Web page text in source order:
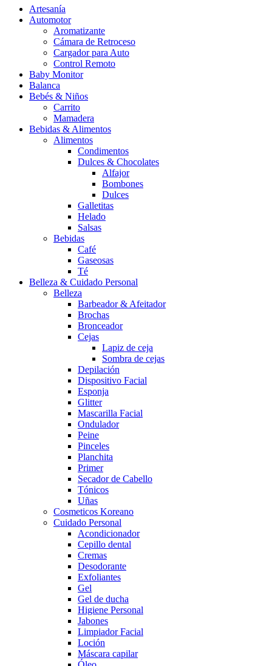
Artesanía
Automotor
Aromatizante
Cámara de Retroceso
Cargador para Auto
Control Remoto
Baby Monitor
Balanca
Bebés & Niños
Carrito
Mamadera
Bebidas & Alimentos
Alimentos
Condimentos
Dulces & Chocolates
Alfajor
Bombones
Dulces
Galletitas
Helado
Salsas
Bebidas
Café
Gaseosas
Té
Belleza & Cuidado Personal
Belleza
Barbeador & Afeitador
Brochas
Bronceador
Cejas
Lapiz de ceja
Sombra de cejas
Depilación
Dispositivo Facial
Esponja
Glitter
Mascarilla Facial
Ondulador
Peine
Pinceles
Planchita
Primer
Secador de Cabello
Tónicos
Uñas
Cosmeticos Koreano
Cuidado Personal
Acondicionador
Cepillo dental
Cremas
Desodorante
Exfoliantes
Gel
Gel de ducha
Higiene Personal
Jabones
Limpiador Facial
Loción
Máscara capilar